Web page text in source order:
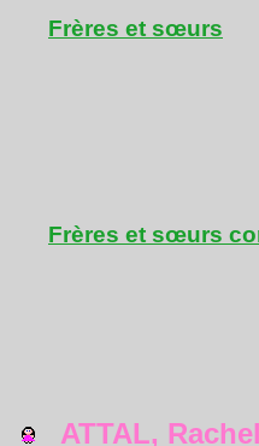
Frères et sœurs
Frères et sœurs
ATTAL,